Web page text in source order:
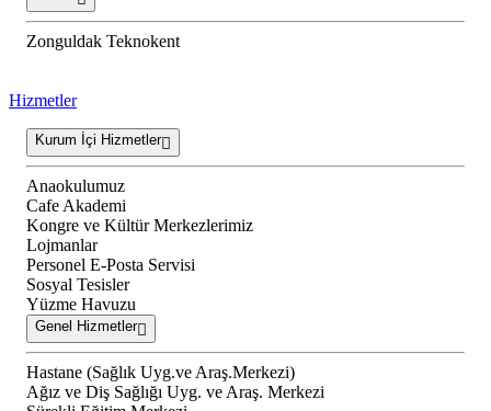
Zonguldak Teknokent
Hizmetler
Kurum İçi Hizmetler
Anaokulumuz
Cafe Akademi
Kongre ve Kültür Merkezlerimiz
Lojmanlar
Personel E-Posta Servisi
Sosyal Tesisler
Yüzme Havuzu
Genel Hizmetler
Hastane (Sağlık Uyg.ve Araş.Merkezi)
Ağız ve Diş Sağlığı Uyg. ve Araş. Merkezi